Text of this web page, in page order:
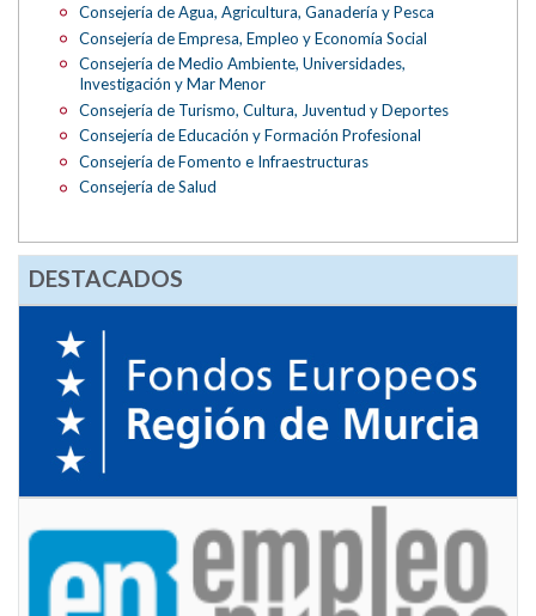
Consejería de Agua, Agricultura, Ganadería y Pesca
Consejería de Empresa, Empleo y Economía Social
Consejería de Medio Ambiente, Universidades,
Investigación y Mar Menor
Consejería de Turismo, Cultura, Juventud y Deportes
Consejería de Educación y Formación Profesional
Consejería de Fomento e Infraestructuras
Consejería de Salud
DESTACADOS